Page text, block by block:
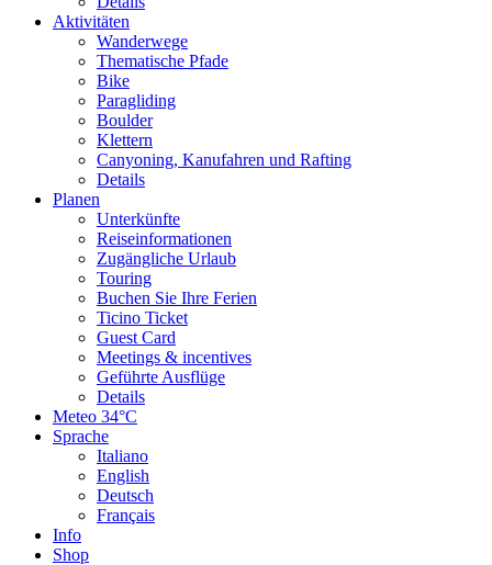
Aktivitäten
Wanderwege
Thematische Pfade
Bike
Paragliding
Boulder
Klettern
Canyoning, Kanufahren und Rafting
Details
Planen
Unterkünfte
Reiseinformationen
Zugängliche Urlaub
Touring
Buchen Sie Ihre Ferien
Ticino Ticket
Guest Card
Meetings & incentives
Geführte Ausflüge
Details
Meteo 34°C
Sprache
Italiano
English
Deutsch
Français
Info
Shop